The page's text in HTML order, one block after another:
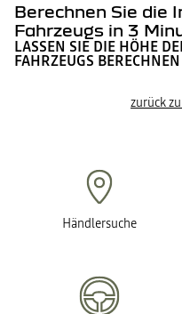
Berechnen Sie die
Fahrzeugs in 3
LASSEN SIE DIE HÖHE
FAHRZEUGS BERECHNEN
zurück
Händlersuche